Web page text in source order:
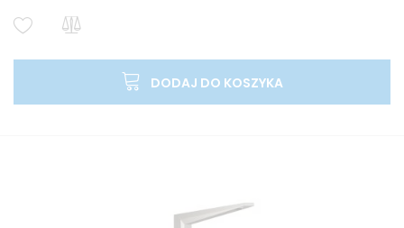
DODAJ DO KOSZYKA